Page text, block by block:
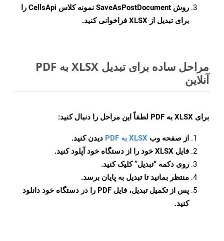
روش SaveAsPostDocument
نمونه کلاس CellsApi را
برای تبدیل از XLSX فراخوانی کنید.
مراحل ساده برای تبدیل XLSX به PDF
آنلاین
برای XLSX به PDF لطفاً این مراحل را دنبال کنید:
از صفحه وب XLSX به PDF
دیدن کنید.
فایل XLSX خود را از دستگاه خود آپلود کنید.
روی دکمه “تبدیل”کلیک کنید.
منتظر بمانید تا تبدیل به پایان برسد.
پس از تکمیل تبدیل، فایل PDF را در دستگاه خود دانلود
کنید.